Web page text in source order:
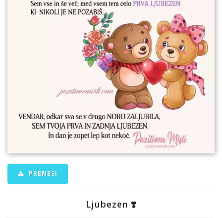
PRENESI
Ljubezen ❣️